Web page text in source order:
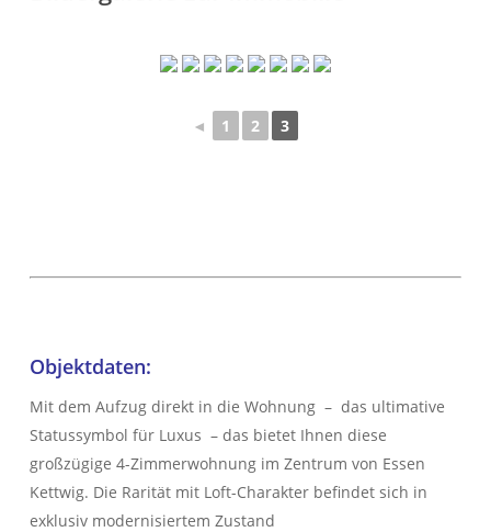
über E wie Exklusive Vermarktung
KONTAKT
Herzlich Willkommen
Wir kennen unseren Markt
und sind bestens vernetzt.
Unsere Kunden schätzen
und unser hohes Verantwortungsbewusstsein.
◄ 1 2 3
Objektdaten:
Mit dem Aufzug direkt in die Wohnung – das ultimative
Statussymbol für Luxus – das bietet Ihnen diese
großzügige 4-Zimmerwohnung im Zentrum von Essen
Kettwig. Die Rarität mit Loft-Charakter befindet sich in
exklusiv modernisiertem Zustand